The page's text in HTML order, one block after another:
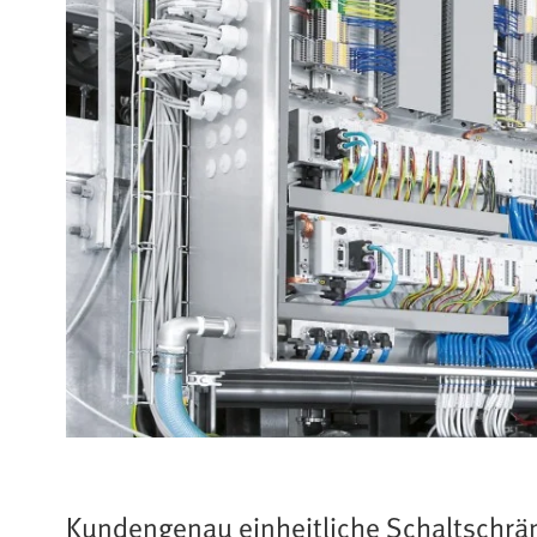
Kundengenau einheitliche